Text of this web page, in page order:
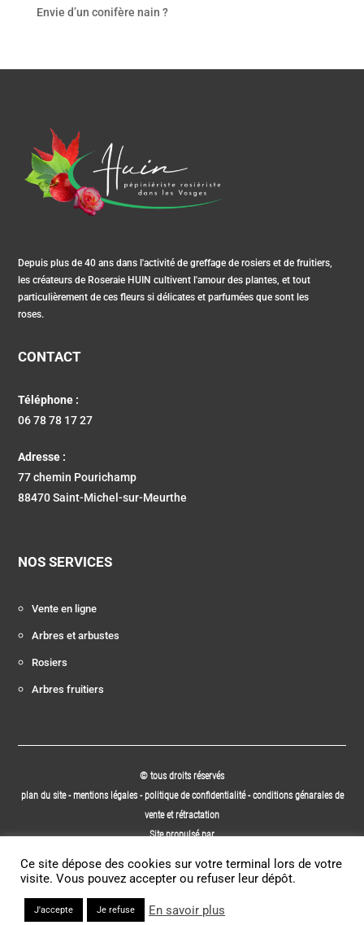
Envie d’un conifère nain ?
Depuis plus de 40 ans dans l'activité de greffage de rosiers et de fruitiers,
les créateurs de Roseraie HUIN cultivent l'amour des plantes, et tout
particulièrement de ces fleurs si délicates et parfumées que sont les
roses.
CONTACT
Téléphone :
06 78 78 17 27
Adresse :
77 chemin Pourichamp
88470 Saint-Michel-sur-Meurthe
NOS SERVICES
Vente en ligne
Arbres et arbustes
Rosiers
Arbres fruitiers
© tous droits réservés
plan du site-mentions légales -politique de confidentialité-conditions génarales de
vente et rétractation
Site propulsé par
Ce site dépose des cookies sur votre terminal lors de votre
visite. Vous pouvez accepter ou refuser leur dépôt.
J'accepte Je refuse En savoir plus